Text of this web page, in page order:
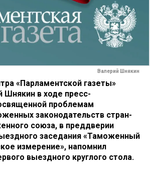
Валерий Шнякин
«Парламентской газеты»
Шнякин в ходе пресс-
проблемам
законодательств стран-
союза, в преддверии
заседания «Таможенный
измерение», напомнил
выездного круглого стола.